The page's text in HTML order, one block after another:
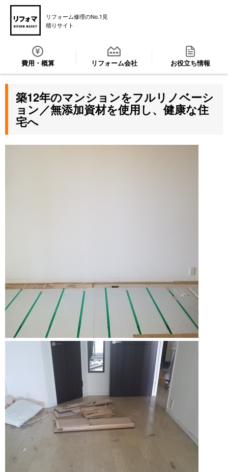
リフォーム修理のNo.1見
積りサイト
費用・概算 リフォーム会社 お役立ち情報
築12年のマンションをフルリノベーシ
ョン／無添加資材を使用し、健康な住
宅へ